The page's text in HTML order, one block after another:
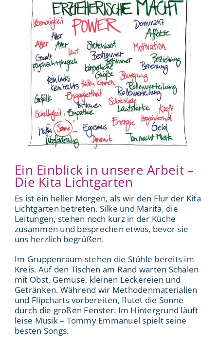
Ein Einblick in unsere Arbeit –
Die Kita Lichtgarten
Es ist ein heller Morgen, als wir den Flur der Kita
Lichtgarten betreten. Silke und Marita, die
Leitungen, stehen noch kurz in der Küche
zusammen und besprechen etwas, bevor sie
uns herzlich begrüßen.
Im Gruppenraum stehen die Stühle bereits im
Kreis. Auf den Tischen am Rand warten Schalen
mit Obst, Gemüse, kleinen Leckereien und
Getränken. Während wir Methodenmaterialien
und Flipcharts vorbereiten, flutet die Sonne
durch die großen Fenster. Im Hintergrund läuft
leise Musik – Tommy Emmanuel spielt seine
besten Songs.